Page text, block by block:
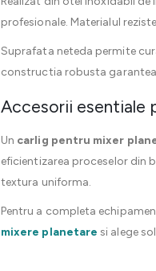
profesionale. Materialul
Suprafata neteda permite
constructia robusta
Accesorii esentiale
Un carlig pentru mixer
eficientizarea proceselor din
textura uniforma.
Pentru a completa
mixere planetare si alege